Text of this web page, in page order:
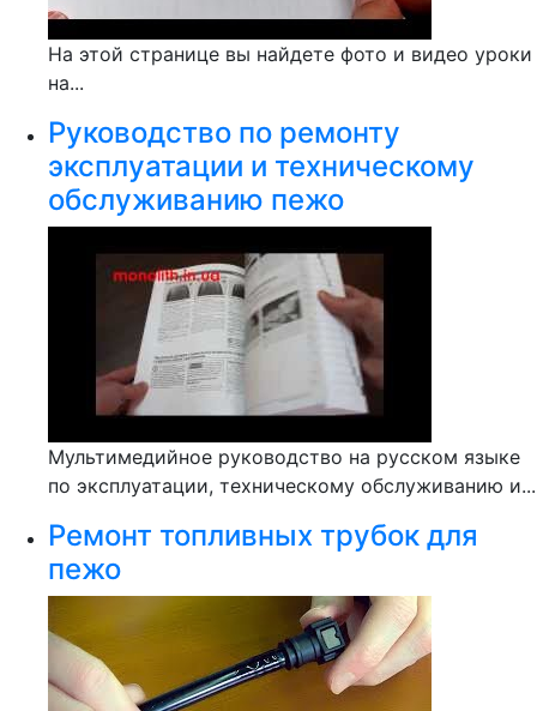
На этой странице вы найдете фото и видео уроки
на...
Руководство по ремонту
эксплуатации и техническому
обслуживанию пежо
Мультимедийное руководство на русском языке
по эксплуатации, техническому обслуживанию и...
Ремонт топливных трубок для
пежо